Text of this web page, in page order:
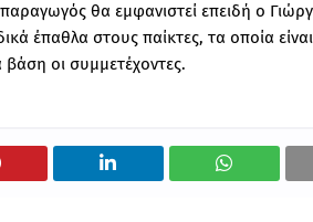
θα εμφανιστεί επειδή ο
έπαθλα στους παίκτες, τα οποία
οι συμμετέχοντες.